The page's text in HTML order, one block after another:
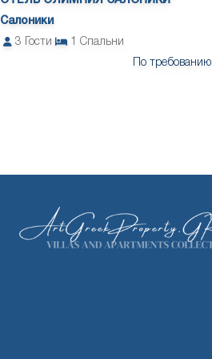
Салоники
3
Гости 1 Спальни
По требованию